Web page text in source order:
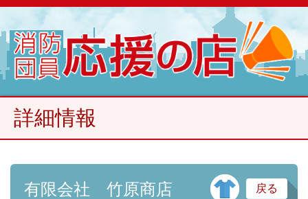
詳細情報
有限会社 竹原商店 ガ
戻る